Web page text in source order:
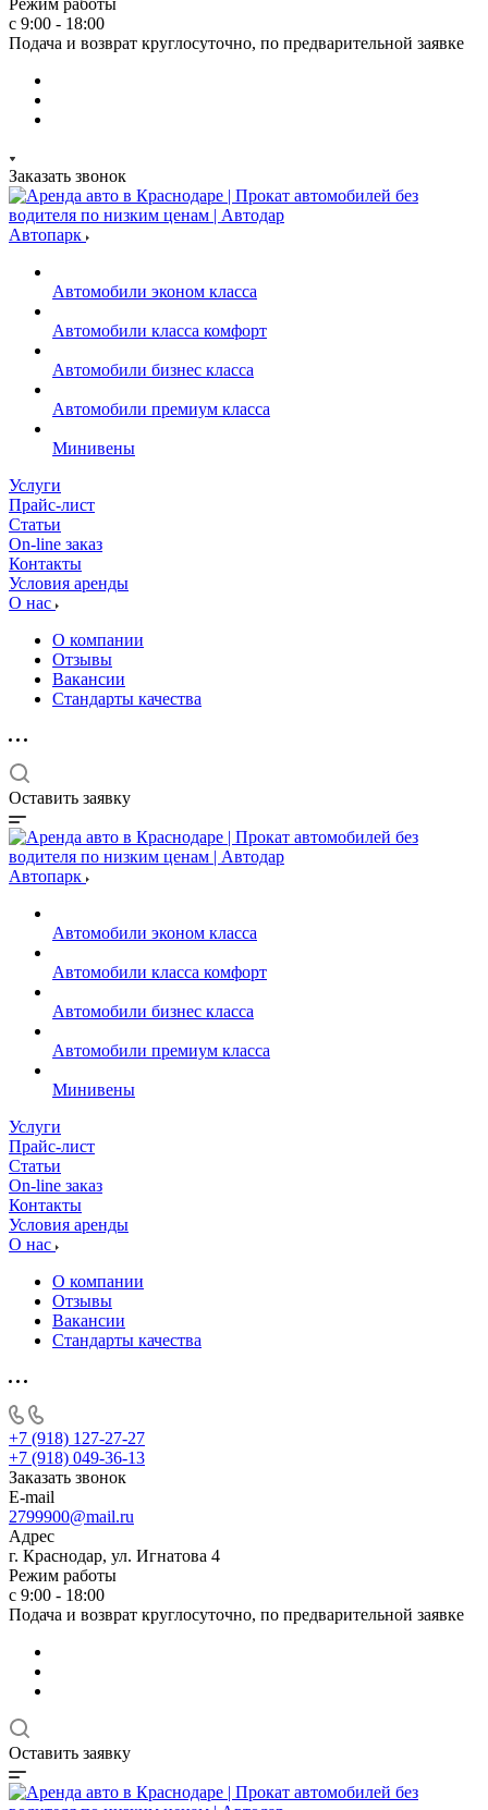
Режим работы
с 9:00 - 18:00
Подача и возврат круглосуточно, по предварительной заявке
Заказать звонок
Автопарк
Автомобили эконом класса
Автомобили класса комфорт
Автомобили бизнес класса
Автомобили премиум класса
Минивены
Услуги
Прайс-лист
Статьи
On-line заказ
Контакты
Условия аренды
О нас
О компании
Отзывы
Вакансии
Стандарты качества
Оставить заявку
Автопарк
Автомобили эконом класса
Автомобили класса комфорт
Автомобили бизнес класса
Автомобили премиум класса
Минивены
Услуги
Прайс-лист
Статьи
On-line заказ
Контакты
Условия аренды
О нас
О компании
Отзывы
Вакансии
Стандарты качества
+7 (918) 127-27-27
+7 (918) 049-36-13
Заказать звонок
E-mail
2799900@mail.ru
Адрес
г. Краснодар, ул. Игнатова 4
Режим работы
с 9:00 - 18:00
Подача и возврат круглосуточно, по предварительной заявке
Оставить заявку